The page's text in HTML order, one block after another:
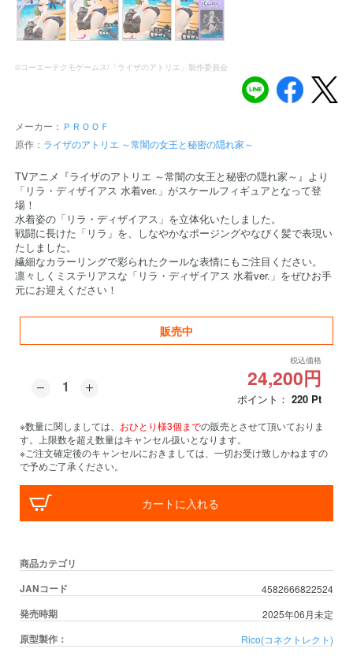
©コーエーテクモゲームス/「ライザのアトリエ」製作委員会
メーカー： ＰＲＯＯＦ
原作： ライザのアトリエ ～常闇の女王と秘密の隠れ家～
TVアニメ『ライザのアトリエ ～常闇の女王と秘密の隠れ家～』より
「リラ・ディザイアス 水着ver.」がスケールフィギュアとなって登
場！
水着姿の「リラ・ディザイアス」を立体化いたしました。
戦闘に長けた「リラ」を、しなやかなポージングやなびく髪で表現い
たしました。
繊細なカラーリングで彩られたクールな表情にもご注目ください。
凛々しくミステリアスな「リラ・ディザイアス 水着ver.」をぜひお手
元にお迎えください！
販売中
税込価格
24,200円
ポイント： 220 Pt
※数量に関しましては、 おひとり様3個までの販売とさせて頂いておりま
す。上限数を超え数量はキャンセル扱いとなります。
※ご注文確定後のキャンセルにおきましては、一切お受け致しかねますの
で予めご了承ください。
カートに入れる
商品カテゴリ
JANコード
4582666822524
発売時期 2025年06月未定
原型製作： Rico(コネクトレクト)